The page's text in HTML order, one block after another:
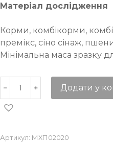
Матеріал дослідження
Корми, комбікорми,
премікс, сіно сінаж,
Мінімальна маса зразку
Додати у
Артикул: МХП02020